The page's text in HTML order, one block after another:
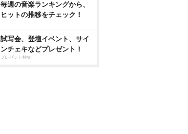
毎週の音楽ランキングから、
ヒットの推移をチェック！
試写会、登壇イベント、サイ
ンチェキなどプレゼント！
プレゼント特集